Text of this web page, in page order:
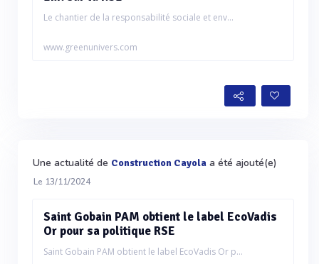
Le chantier de la responsabilité sociale et env...
www.greenunivers.com
Une actualité de Construction Cayola a été ajouté(e)
Le 13/11/2024
Saint Gobain PAM obtient le label EcoVadis
Or pour sa politique RSE
Saint Gobain PAM obtient le label EcoVadis Or p...